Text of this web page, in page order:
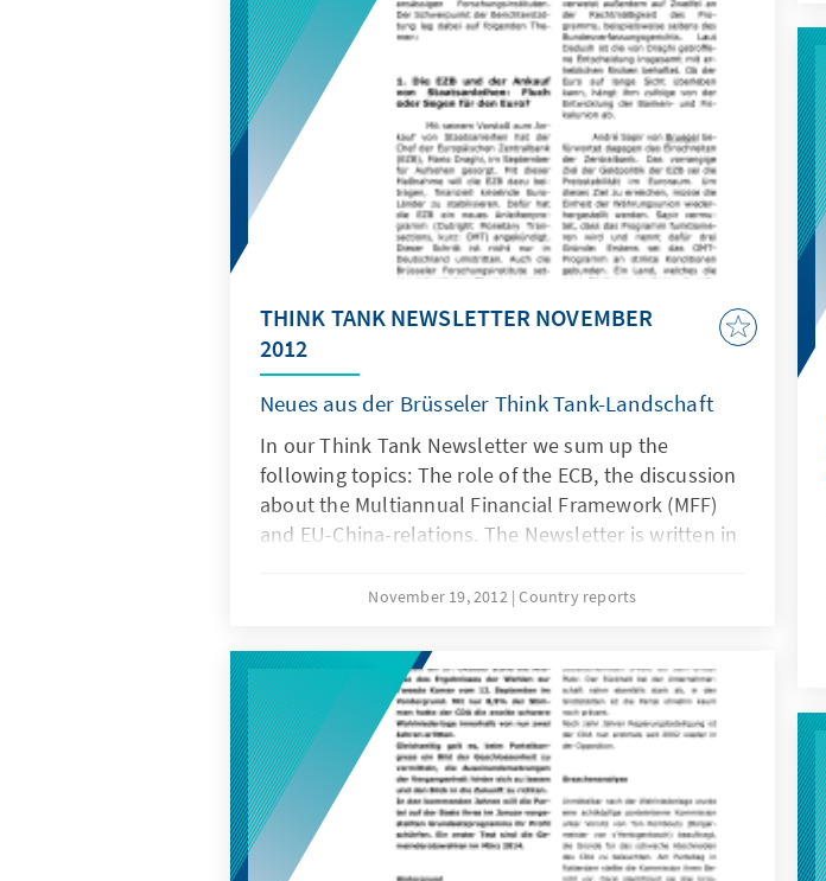
THINK TANK NEWSLETTER NOVEMBER
2012
Neues aus der Brüsseler Think Tank-Landschaft
In our Think Tank Newsletter we sum up the
following topics: The role of the ECB, the discussion
about the Multiannual Financial Framework (MFF)
and EU-China-relations. The Newsletter is written in
November 19, 2012 Country reports